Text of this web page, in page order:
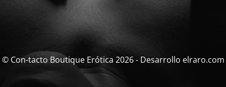
© Con-tacto Boutique Erótica 2026 - Desarrollo elraro.com